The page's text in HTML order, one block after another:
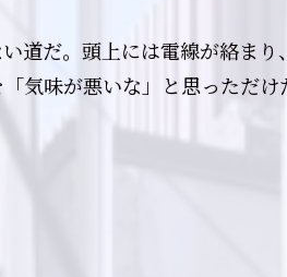
道だ。頭上には電線が絡ま
気味が悪いな」と思っただけ